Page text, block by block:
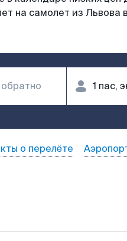
на самолет из Львова в
о перелёте